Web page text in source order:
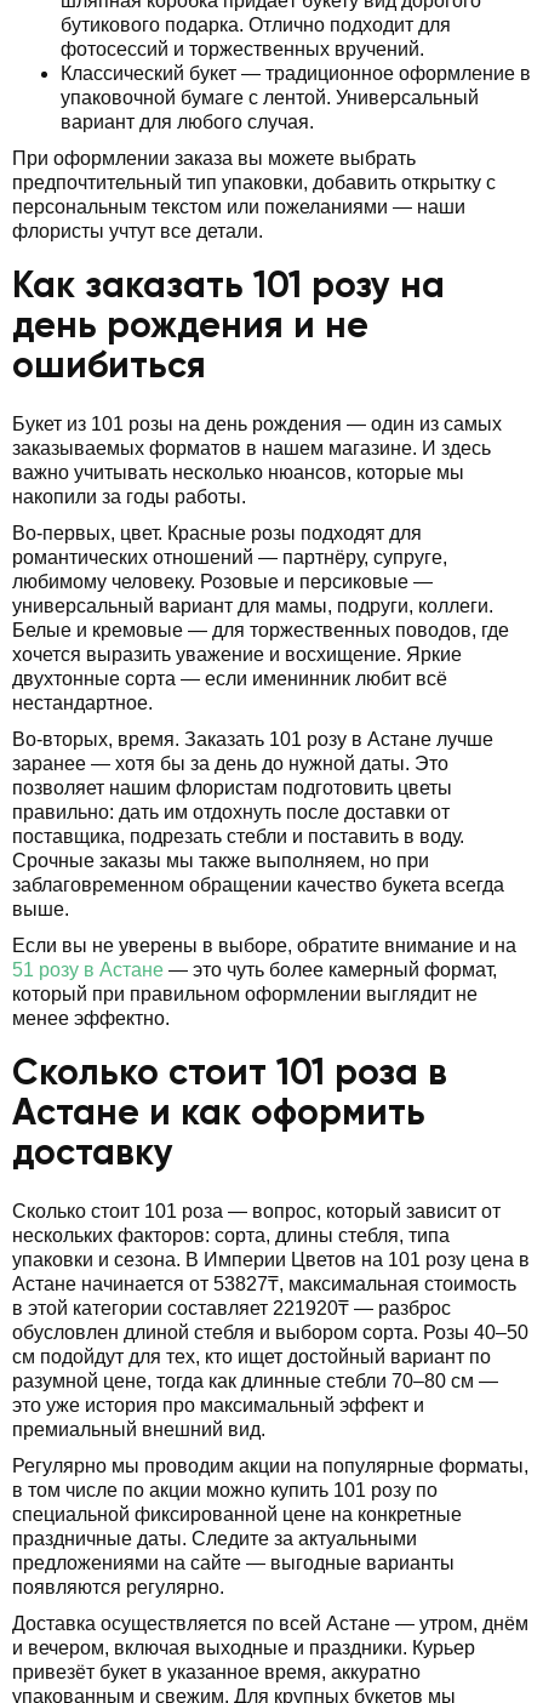
бутикового подарка. Отлично подходит для
фотосессий и торжественных вручений.
Классический букет — традиционное оформление в
упаковочной бумаге с лентой. Универсальный
вариант для любого случая.
При оформлении заказа вы можете выбрать
предпочтительный тип упаковки, добавить открытку с
персональным текстом или пожеланиями — наши
флористы учтут все детали.
Как заказать 101 розу на
день рождения и не
ошибиться
Букет из 101 розы на день рождения — один из самых
заказываемых форматов в нашем магазине. И здесь
важно учитывать несколько нюансов, которые мы
накопили за годы работы.
Во-первых, цвет. Красные розы подходят для
романтических отношений — партнёру, супруге,
любимому человеку. Розовые и персиковые —
универсальный вариант для мамы, подруги, коллеги.
Белые и кремовые — для торжественных поводов, где
хочется выразить уважение и восхищение. Яркие
двухтонные сорта — если именинник любит всё
нестандартное.
Во-вторых, время. Заказать 101 розу в Астане лучше
заранее — хотя бы за день до нужной даты. Это
позволяет нашим флористам подготовить цветы
правильно: дать им отдохнуть после доставки от
поставщика, подрезать стебли и поставить в воду.
Срочные заказы мы также выполняем, но при
заблаговременном обращении качество букета всегда
выше.
Если вы не уверены в выборе, обратите внимание и на
51 розу в Астане — это чуть более камерный формат,
который при правильном оформлении выглядит не
менее эффектно.
Сколько стоит 101 роза в
Астане и как оформить
доставку
Сколько стоит 101 роза — вопрос, который зависит от
нескольких факторов: сорта, длины стебля, типа
упаковки и сезона. В Империи Цветов на 101 розу цена в
Астане начинается от 53827₸, максимальная стоимость
в этой категории составляет 221920₸ — разброс
обусловлен длиной стебля и выбором сорта. Розы 40–50
см подойдут для тех, кто ищет достойный вариант по
разумной цене, тогда как длинные стебли 70–80 см —
это уже история про максимальный эффект и
премиальный внешний вид.
Регулярно мы проводим акции на популярные форматы,
в том числе по акции можно купить 101 розу по
специальной фиксированной цене на конкретные
праздничные даты. Следите за актуальными
предложениями на сайте — выгодные варианты
появляются регулярно.
Доставка осуществляется по всей Астане — утром, днём
и вечером, включая выходные и праздники. Курьер
привезёт букет в указанное время, аккуратно
упакованным и свежим. Для крупных букетов мы